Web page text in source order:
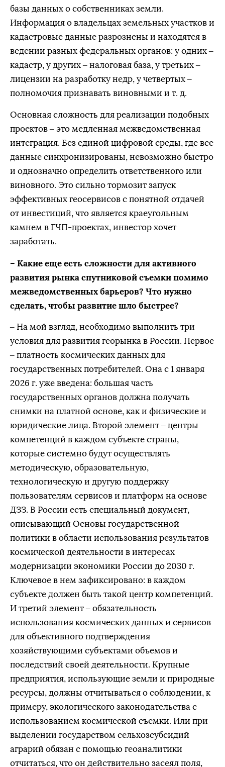
базы данных о собственниках земли.
Информация о владельцах земельных участков и
кадастровые данные разрознены и находятся в
ведении разных федеральных органов: у одних –
кадастр, у других – налоговая база, у третьих –
лицензии на разработку недр, у четвертых –
полномочия признавать виновными и т. д.
Основная сложность для реализации подобных
проектов – это медленная межведомственная
интеграция. Без единой цифровой среды, где все
данные синхронизированы, невозможно быстро
и однозначно определить ответственного или
виновного. Это сильно тормозит запуск
эффективных геосервисов с понятной отдачей
от инвестиций, что является краеугольным
камнем в ГЧП-проектах, инвестор хочет
заработать.
– Какие еще есть сложности для активного
развития рынка спутниковой съемки помимо
межведомственных барьеров? Что нужно
сделать, чтобы развитие шло быстрее?
– На мой взгляд, необходимо выполнить три
условия для развития георынка в России. Первое
– платность космических данных для
государственных потребителей. Она с 1 января
2026 г. уже введена: большая часть
государственных органов должна получать
снимки на платной основе, как и физические и
юридические лица. Второй элемент – центры
компетенций в каждом субъекте страны,
которые системно будут осуществлять
методическую, образовательную,
технологическую и другую поддержку
пользователям сервисов и платформ на основе
ДЗЗ. В России есть специальный документ,
описывающий Основы государственной
политики в области использования результатов
космической деятельности в интересах
модернизации экономики России до 2030 г.
Ключевое в нем зафиксировано: в каждом
субъекте должен быть такой центр компетенций.
И третий элемент – обязательность
использования космических данных и сервисов
для объективного подтверждения
хозяйствующими субъектами объемов и
последствий своей деятельности. Крупные
предприятия, использующие земли и природные
ресурсы, должны отчитываться о соблюдении, к
примеру, экологического законодательства с
использованием космической съемки. Или при
выделении государством сельхозсубсидий
аграрий обязан с помощью геоаналитики
отчитаться, что он действительно засеял поля,